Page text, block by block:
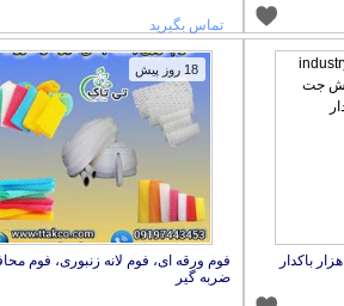
تماس بگیرید
فروش جت هیتر گازوئیلی 100 هزار باکدار
18 روز پیش
فوم ورقه ای، فوم لانه زنبوری، فوم
ضربه گیر